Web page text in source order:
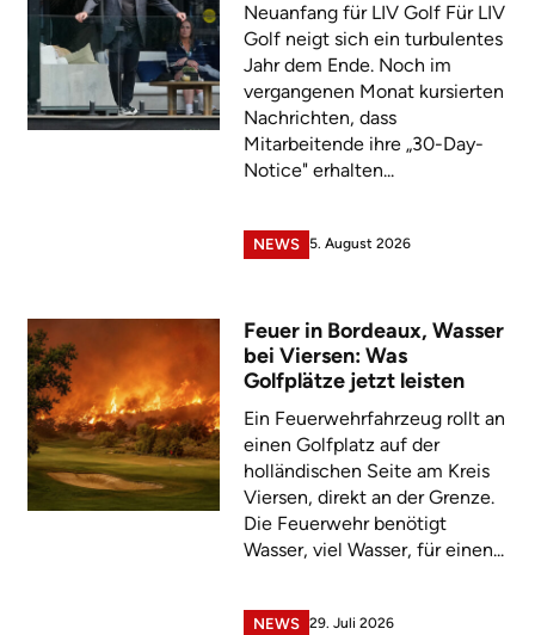
Neuanfang für LIV Golf Für LIV
Golf neigt sich ein turbulentes
Jahr dem Ende. Noch im
vergangenen Monat kursierten
Nachrichten, dass
Mitarbeitende ihre „30-Day-
Notice" erhalten...
NEWS 5. August 2026
Feuer in Bordeaux, Wasser
bei Viersen: Was
Golfplätze jetzt leisten
Ein Feuerwehrfahrzeug rollt an
einen Golfplatz auf der
holländischen Seite am Kreis
Viersen, direkt an der Grenze.
Die Feuerwehr benötigt
Wasser, viel Wasser, für einen...
NEWS 29. Juli 2026